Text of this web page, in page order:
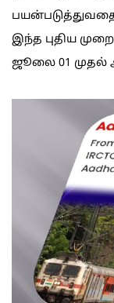
இந்த புதிய
ஜூலை 01 முதல்